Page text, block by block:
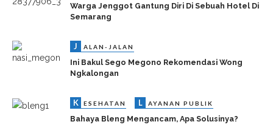
Warga Jenggot Gantung Diri Di Sebuah Hotel Di
Semarang
J ALAN-JALAN
Ini Bakul Sego Megono Rekomendasi Wong
Ngkalongan
K ESEHATAN L AYANAN PUBLIK
Bahaya Bleng Mengancam, Apa Solusinya?